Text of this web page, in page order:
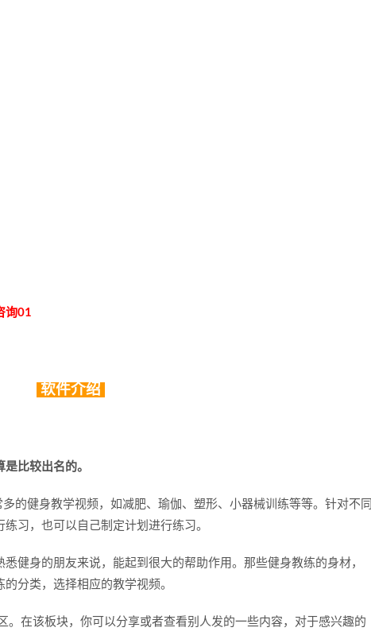
询01
软件介绍
比较出名的。
的健身教学视频，如减肥、瑜伽、塑形、小器械训练等等。针对不同
习，也可以自己制定计划进行练习。
健身的朋友来说，能起到很大的帮助作用。那些健身教练的身材，
分类，选择相应的教学视频。
。在该板块，你可以分享或者查看别人发的一些内容，对于感兴趣的